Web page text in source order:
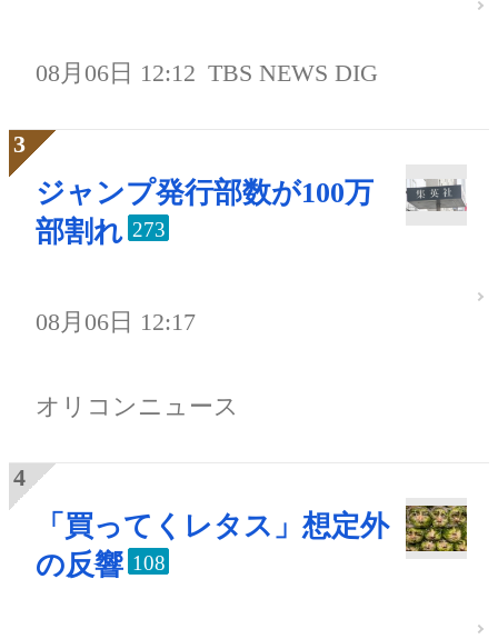
08月06日 12:12 TBS NEWS DIG
ジャンプ発行部数が100万
部割れ 273
08月06日 12:17
オリコンニュース
「買ってくレタス」想定外
の反響 108